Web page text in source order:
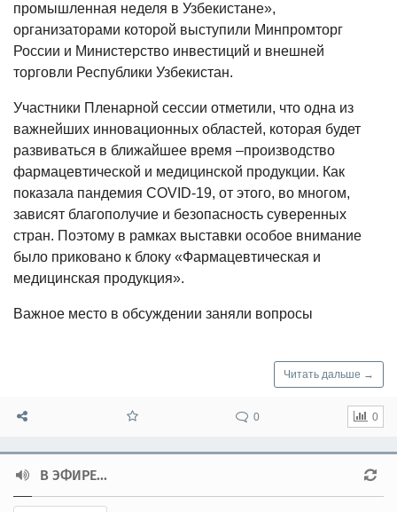
промышленная неделя в Узбекистане»,
организаторами которой выступили Минпромторг
России и Министерство инвестиций и внешней
торговли Республики Узбекистан.
Участники Пленарной сессии отметили, что одна из
важнейших инновационных областей, которая будет
развиваться в ближайшее время –производство
фармацевтической и медицинской продукции. Как
показала пандемия COVID-19, от этого, во многом,
зависят благополучие и безопасность суверенных
стран. Поэтому в рамках выставки особое внимание
было приковано к блоку «Фармацевтическая и
медицинская продукция».
Важное место в обсуждении заняли вопросы
Читать дальше →
0 0
В ЭФИРЕ...